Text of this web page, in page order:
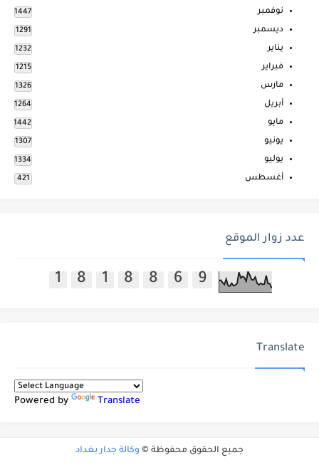
نوفمبر 1447
ديسمبر 1291
يناير 1232
فبراير 1215
مارس 1326
أبريل 1264
مايو 1442
يونيو 1307
يوليو 1334
أغسطس 421
عدد زوار الموقع
1 8 1 8 8 6 9
Translate
Powered by Translate
جميع الحقوق محفوظة © وكالة جدار بغداد